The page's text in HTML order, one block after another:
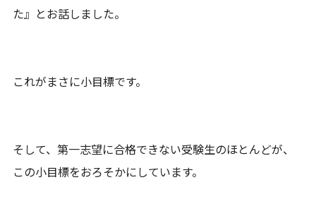
た』とお話しました。
これがまさに小目標です。
そして、第一志望に合格できない受験生のほとんどが、
この小目標をおろそかにしています。